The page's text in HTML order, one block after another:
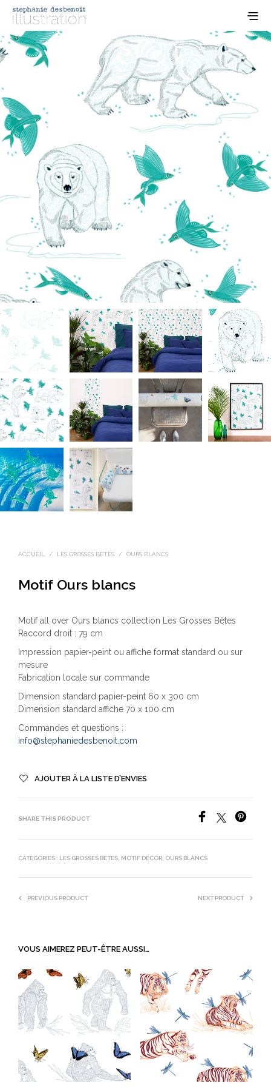
ACCUEIL / LES GROSSES BÊTES / OURS BLANCS
Motif Ours blancs
Motif all over Ours blancs collection Les Grosses Bêtes
Raccord droit : 79 cm
Impression papier-peint ou affiche format standard ou sur
mesure
Fabrication locale sur commande
Dimension standard papier-peint 60 x 300 cm
Dimension standard affiche 70 x 100 cm
Commandes et questions :
info@stephaniedesbenoit.com
AJOUTER À LA LISTE D’ENVIES
SHARE THIS PRODUCT
CATÉGORIES : LES GROSSES BÊTES MOTIF DÉCOR OURS BLANCS
PREVIOUS PRODUCT NEXT PRODUCT
VOUS AIMEREZ PEUT-ÊTRE AUSSI…